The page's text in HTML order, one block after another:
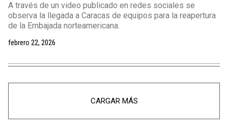
A través de un video publicado en redes sociales se
observa la llegada a Caracas de equipos para la reapertura
de la Embajada norteamericana.
febrero 22, 2026
CARGAR MÁS